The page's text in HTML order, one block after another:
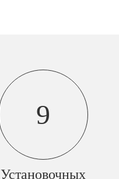
9
Установочных